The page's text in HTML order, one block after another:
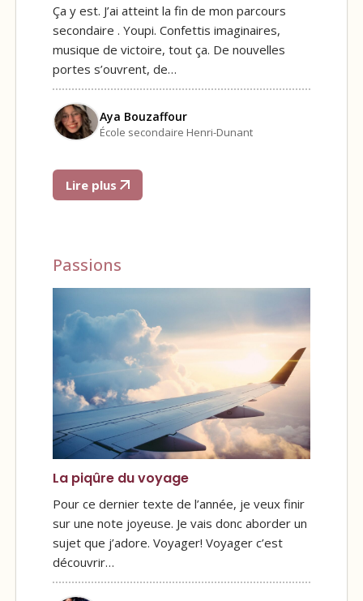
Ça y est. J’ai atteint la fin de mon parcours
secondaire . Youpi. Confettis imaginaires,
musique de victoire, tout ça. De nouvelles
portes s’ouvrent, de…
Aya Bouzaffour
École secondaire Henri-Dunant
Lire plus
Passions
La piqûre du voyage
Pour ce dernier texte de l’année, je veux finir
sur une note joyeuse. Je vais donc aborder un
sujet que j’adore. Voyager! Voyager c’est
découvrir…